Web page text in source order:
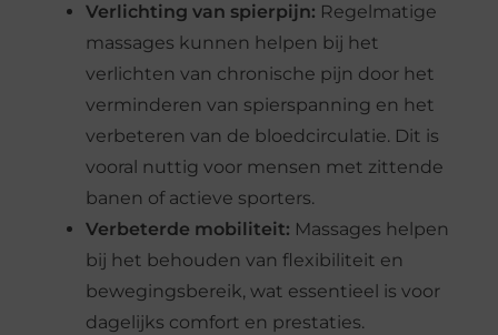
Verlichting van spierpijn: Regelmatige
massages kunnen helpen bij het
verlichten van chronische pijn door het
verminderen van spierspanning en het
verbeteren van de bloedcirculatie. Dit is
vooral nuttig voor mensen met zittende
banen of actieve sporters.
Verbeterde mobiliteit: Massages helpen
bij het behouden van flexibiliteit en
bewegingsbereik, wat essentieel is voor
dagelijks comfort en prestaties.